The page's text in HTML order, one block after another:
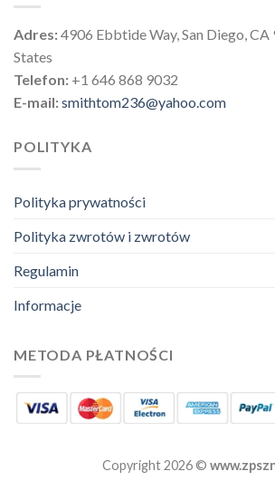
Adres:4906 Ebbtide Way, San Diego,
States
Telefon: +1 646 868 9032
E-mail:smithtom236@yahoo.com
POLITYKA
Polityka prywatności
Polityka zwrotów i zwrotów
Regulamin
Informacje
METODA PŁATNOŚCI
Copyright 2026 ©